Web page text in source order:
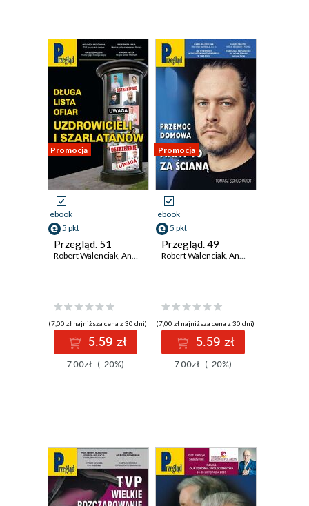
Promocja
ebook
5 pkt
Przegląd. 51
Robert Walenciak, Andrzej Sikorski ,Roman Kurkiewicz
(7,00 zł najniższa cena z 30 dni)
5.59 zł
7.00zł (-20%)
Promocja
ebook
5 pkt
Przegląd. 49
Robert Walenciak, Andrzej Sikorski
(7,00 zł najniższa cena z 30 dni)
5.59 zł
7.00zł (-20%)